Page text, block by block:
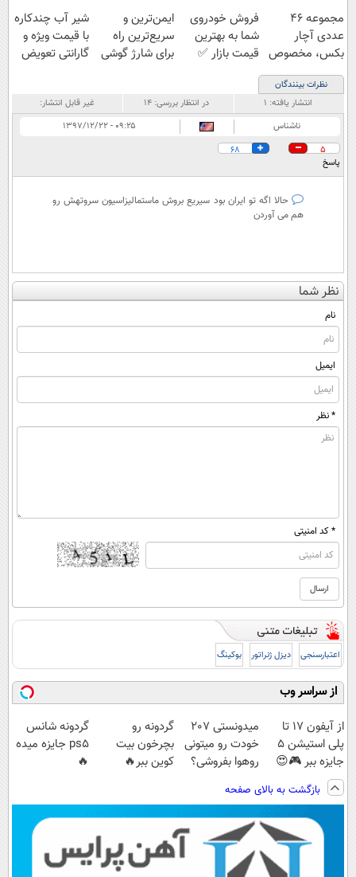
مجموعه ۴۶
عددی آچار
بکس، مخصوص
مردان واقعی!!
(مشاهده قیمت
فوق‌العاده)
فروش خودروی
شما به بهترین
قیمت بازار ✅
ایمن‌ترین و
سریع‌ترین راه
برای شارژ گوشی
شیر آب چندکاره
با قیمت ویژه و
گارانتی تعویض
نظرات بینندگان
انتشار یافته: ۱ در انتظار بررسی: ۱۴
غیر قابل انتشار:
ناشناس
۰۹:۲۵ - ۱۳۹۷/۱۲/۲۲
5
68
پاسخ
حالا اگه تو ایران بود سیریع بروش ماستمالیزاسیون سروتهش رو
هم می آوردن
نظر شما
نام
ایمیل
* نظر
* کد امنیتی
اعتبارسنجی دیزل ژنراتور بوکینگ
از سراسر وب
از آیفون 17 تا
پلی استیشن 5
جایزه ببر 🎮😍
📱 | بازی کن ،
گردونه بچرخون
میدونستی 207
خودت رو میتونی
روهوا بفروشی؟
راحت بفروش
گردونه رو
بچرخون بیت
کوین ببر🔥
گردونه شانس
ps5 جایزه میده
🔥
بازگشت به بالای صفحه